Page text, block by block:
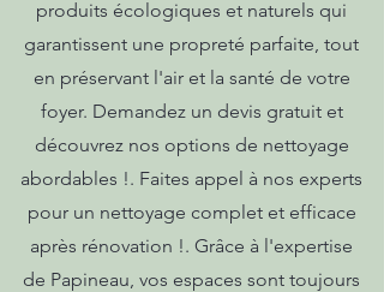
produits écologiques et naturels qui
garantissent une propreté parfaite, tout
en préservant l'air et la santé de votre
foyer. Demandez un devis gratuit et
découvrez nos options de nettoyage
abordables !. Faites appel à nos experts
pour un nettoyage complet et efficace
après rénovation !. Grâce à l'expertise
de Papineau, vos espaces sont toujours